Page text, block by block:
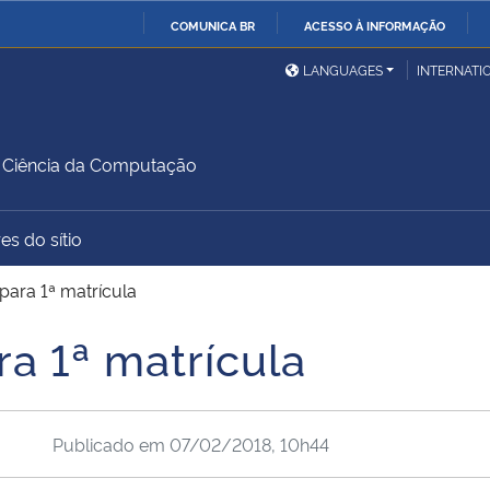
COMUNICA BR ACESSO À INFORMAÇÃO
Ministério da Defesa
Ministério das Relações
Exteriores
Ministério do
Desenvolvimento Regional
Advocacia-Geral da União Banco Central do Brasil
LANGUAGES
da Computação
do sítio
1ª matrícula
1ª matrícula
Publicado em 07/02/2018, 10h44